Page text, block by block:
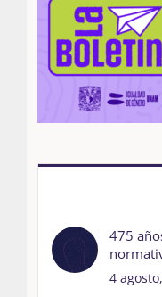
475
4